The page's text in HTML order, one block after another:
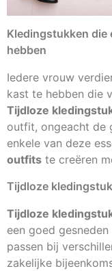
Kledingstukken die
hebben
Iedere vrouw
kast te hebben die
Tijdloze
outfit, ongeacht de
enkele van deze
outfits te creëren
Tijdloze
Tijdloze
een goed
passen bij
zakelijke